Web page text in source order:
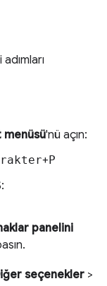
menüsü'nü açın:
+P
panelini
seçenekler >